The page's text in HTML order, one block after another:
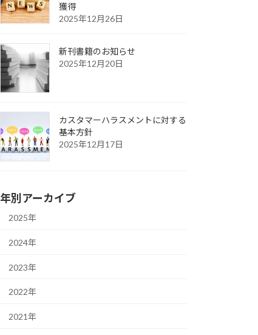
獲得
2025年12月26日
新刊書籍のお知らせ
2025年12月20日
カスタマーハラスメントに対する
基本方針
2025年12月17日
年別アーカイブ
2025年
2024年
2023年
2022年
2021年